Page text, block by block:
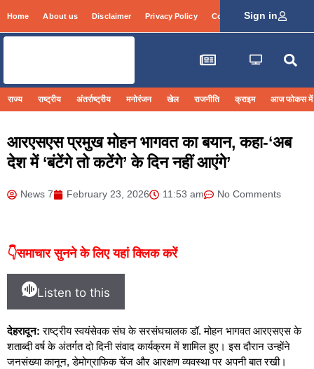
Home About us Disclaimer Privacy Policy Contact Info Login
Sign in
राज्य राष्ट्रीय अंतर्राष्ट्रीय मनोरंजन खेल राजनीति क्राइम आज फोकस में
आरएसएस प्रमुख मोहन भागवत का बयान, कहा-‘अब
देश में ‘बंटेंगे तो कटेंगे’ के दिन नहीं आएंगे’
News 7 February 23, 2026 11:53 am No Comments
👇समाचार सुनने के लिए यहां क्लिक करें
Listen to this
देहरादून: राष्ट्रीय स्वयंसेवक संघ के सरसंघचालक डॉ. मोहन भागवत आरएसएस के
शताब्दी वर्ष के अंतर्गत दो दिनी संवाद कार्यक्रम में शामिल हुए। इस दौरान उन्होंने
जनसंख्या कानून, डेमोग्राफिक चेंज और आरक्षण व्यवस्था पर अपनी बात रखी।